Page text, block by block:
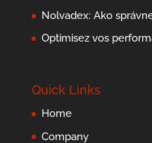
Nolvadex: Ako
Optimisez vos
Quick Links
Home
Company